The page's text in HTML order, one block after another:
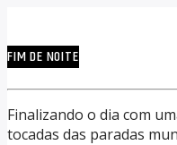
FIM DE NOITE
Finalizando o dia com
tocadas das paradas